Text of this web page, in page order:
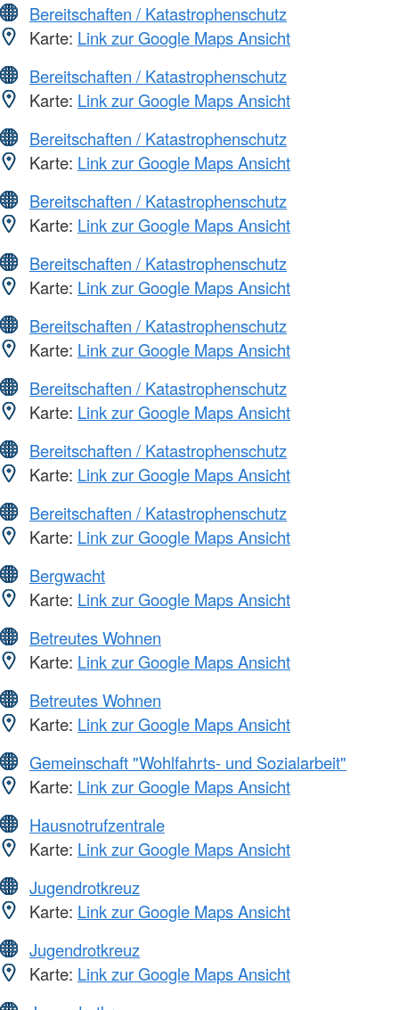
Bereitschaften / Katastrophenschutz
Karte: Link zur Google Maps Ansicht
Bereitschaften / Katastrophenschutz
Karte: Link zur Google Maps Ansicht
Bereitschaften / Katastrophenschutz
Karte: Link zur Google Maps Ansicht
Bereitschaften / Katastrophenschutz
Karte: Link zur Google Maps Ansicht
Bereitschaften / Katastrophenschutz
Karte: Link zur Google Maps Ansicht
Bereitschaften / Katastrophenschutz
Karte: Link zur Google Maps Ansicht
Bereitschaften / Katastrophenschutz
Karte: Link zur Google Maps Ansicht
Bereitschaften / Katastrophenschutz
Karte: Link zur Google Maps Ansicht
Bereitschaften / Katastrophenschutz
Karte: Link zur Google Maps Ansicht
Bergwacht
Karte: Link zur Google Maps Ansicht
Betreutes Wohnen
Karte: Link zur Google Maps Ansicht
Betreutes Wohnen
Karte: Link zur Google Maps Ansicht
Gemeinschaft "Wohlfahrts- und Sozialarbeit"
Karte: Link zur Google Maps Ansicht
Hausnotrufzentrale
Karte: Link zur Google Maps Ansicht
Jugendrotkreuz
Karte: Link zur Google Maps Ansicht
Jugendrotkreuz
Karte: Link zur Google Maps Ansicht